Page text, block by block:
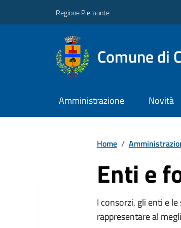
Regione Piemonte
Comune di
Amministrazione Novità
Home /
Enti e
I consorzi, gli enti e
rappresentare al